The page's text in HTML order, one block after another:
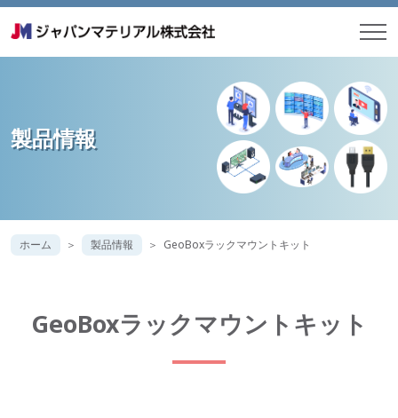
製品情報
ホーム 製品情報 GeoBoxラックマウントキット
GeoBoxラックマウントキット